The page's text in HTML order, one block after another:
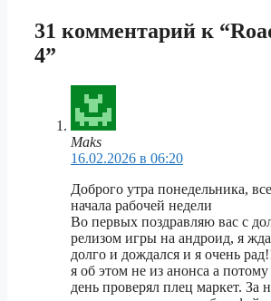
31 комментарий к
4”
Maks
16.02.2026 в 06:20
Доброго утра понедельника,
начала рабочей недели
Во первых поздравляю вас с
релизом игры на андроид, я
долго и дождался и я очень
я об этом не из анонса а
день проверял плец маркет. За